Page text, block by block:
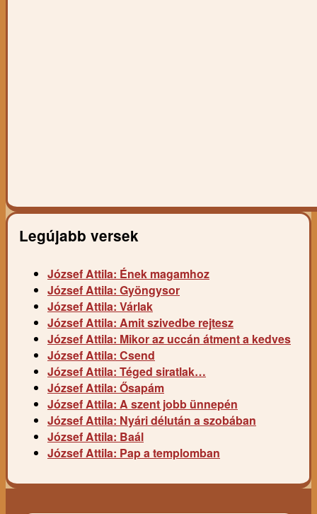
Legújabb versek
József Attila: Ének magamhoz
József Attila: Gyöngysor
József Attila: Várlak
József Attila: Amit szivedbe rejtesz
József Attila: Mikor az uccán átment a kedves
József Attila: Csend
József Attila: Téged siratlak…
József Attila: Ősapám
József Attila: A szent jobb ünnepén
József Attila: Nyári délután a szobában
József Attila: Baál
József Attila: Pap a templomban